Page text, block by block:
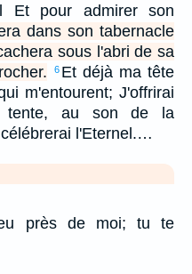
Et pour admirer son
dans son tabernacle
sous l'abri de sa
6 Et déjà ma tête
m'entourent; J'offrirai
tente, au son de la
l'Eternel.…
près de moi; tu te